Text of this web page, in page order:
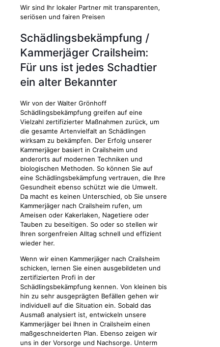
Wir sind Ihr lokaler Partner mit transparenten,
seriösen und fairen Preisen
Schädlingsbekämpfung /
Kammerjäger Crailsheim:
Für uns ist jedes Schadtier
ein alter Bekannter
Wir von der Walter Grönhoff
Schädlingsbekämpfung greifen auf eine
Vielzahl zertifizierter Maßnahmen zurück, um
die gesamte Artenvielfalt an Schädlingen
wirksam zu bekämpfen. Der Erfolg unserer
Kammerjäger basiert in Crailsheim und
anderorts auf modernen Techniken und
biologischen Methoden. So können Sie auf
eine Schädlingsbekämpfung vertrauen, die Ihre
Gesundheit ebenso schützt wie die Umwelt.
Da macht es keinen Unterschied, ob Sie unsere
Kammerjäger nach Crailsheim rufen, um
Ameisen oder Kakerlaken, Nagetiere oder
Tauben zu beseitigen. So oder so stellen wir
Ihren sorgenfreien Alltag schnell und effizient
wieder her.
Wenn wir einen Kammerjäger nach Crailsheim
schicken, lernen Sie einen ausgebildeten und
zertifizierten Profi in der
Schädlingsbekämpfung kennen. Von kleinen bis
hin zu sehr ausgeprägten Befällen gehen wir
individuell auf die Situation ein. Sobald das
Ausmaß analysiert ist, entwickeln unsere
Kammerjäger bei Ihnen in Crailsheim einen
maßgeschneiderten Plan. Ebenso zeigen wir
uns in der Vorsorge und Nachsorge. Unterm